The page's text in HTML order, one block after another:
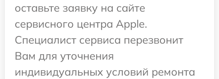
оставьте заявку на сайте
сервисного центра Apple.
Специалист сервиса перезвонит
Вам для уточнения
индивидуальных условий ремонта